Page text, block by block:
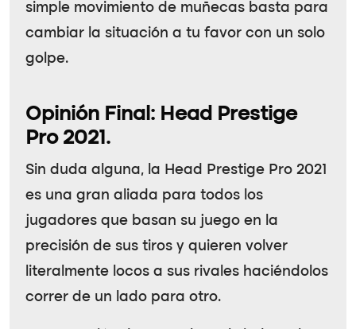
simple movimiento de muñecas basta para
cambiar la situación a tu favor con un solo
golpe.
Opinión Final: Head Prestige
Pro 2021.
Sin duda alguna, la Head Prestige Pro 2021
es una gran aliada para todos los
jugadores que basan su juego en la
precisión de sus tiros y quieren volver
literalmente locos a sus rivales haciéndolos
correr de un lado para otro.